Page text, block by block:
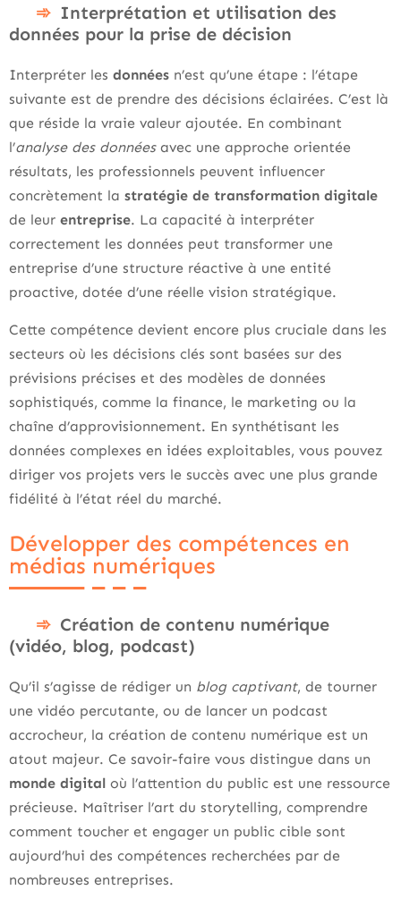
Interprétation et utilisation des
données pour la prise de décision
Interpréter les données n’est qu’une étape : l’étape
suivante est de prendre des décisions éclairées. C’est là
que réside la vraie valeur ajoutée. En combinant
l’analyse des donnéesavec une approche orientée
résultats, les professionnels peuvent influencer
concrètement la stratégie de transformation digitale
de leur entreprise. La capacité à interpréter
correctement les données peut transformer une
entreprise d’une structure réactive à une entité
proactive, dotée d’une réelle vision stratégique.
Cette compétence devient encore plus cruciale dans les
secteurs où les décisions clés sont basées sur des
prévisions précises et des modèles de données
sophistiqués, comme la finance, le marketing ou la
chaîne d’approvisionnement. En synthétisant les
données complexes en idées exploitables, vous pouvez
diriger vos projets vers le succès avec une plus grande
fidélité à l’état réel du marché.
Développer des compétences en
médias numériques
Création de contenu numérique
(vidéo, blog, podcast)
Qu’il s’agisse de rédiger un blog captivant, de tourner
une vidéo percutante, ou de lancer un podcast
accrocheur, la création de contenu numérique est un
atout majeur. Ce savoir-faire vous distingue dans un
monde digital où l’attention du public est une ressource
précieuse. Maîtriser l’art du storytelling, comprendre
comment toucher et engager un public cible sont
aujourd’hui des compétences recherchées par de
nombreuses entreprises.